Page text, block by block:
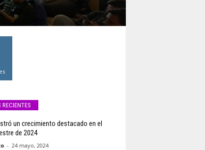
un crecimiento destacado en el
de 2024
- 24 mayo, 2024